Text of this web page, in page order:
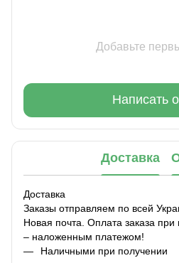
Добавьте
Написать
Доставка
Доставка
Заказы отправляем по всей
Новая почта. Оплата заказа
– наложенным платежом!
Наличными при получении